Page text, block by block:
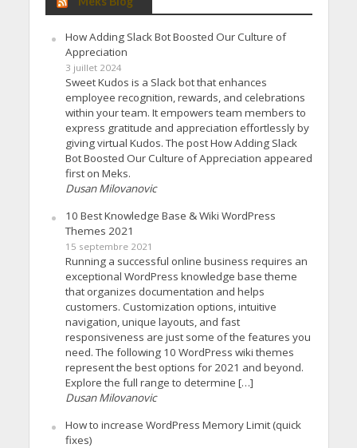
How Adding Slack Bot Boosted Our Culture of
Appreciation
3 juillet 2024
Sweet Kudos is a Slack bot that enhances
employee recognition, rewards, and celebrations
within your team. It empowers team members to
express gratitude and appreciation effortlessly by
giving virtual Kudos. The post How Adding Slack
Bot Boosted Our Culture of Appreciation appeared
first on Meks.
Dusan Milovanovic
10 Best Knowledge Base & Wiki WordPress
Themes 2021
15 septembre 2021
Running a successful online business requires an
exceptional WordPress knowledge base theme
that organizes documentation and helps
customers. Customization options, intuitive
navigation, unique layouts, and fast
responsiveness are just some of the features you
need. The following 10 WordPress wiki themes
represent the best options for 2021 and beyond.
Explore the full range to determine […]
Dusan Milovanovic
How to increase WordPress Memory Limit (quick
fixes)